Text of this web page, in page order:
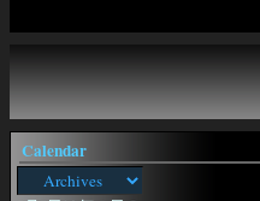
Calendar